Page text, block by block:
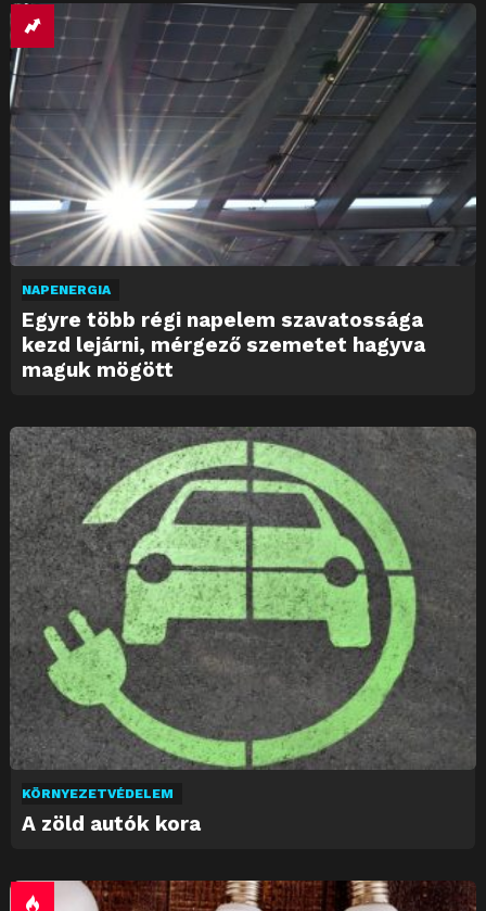
NAPENERGIA
Egyre több régi napelem szavatossága
kezd lejárni, mérgező szemetet hagyva
maguk mögött
KÖRNYEZETVÉDELEM
A zöld autók kora